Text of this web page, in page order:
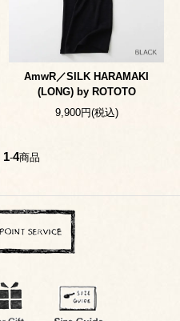
AmwR／SILK HARAMAKI
(LONG) by ROTOTO
9,900円(税込)
1-4商品